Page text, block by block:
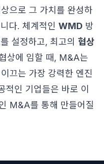
으로 그 가치를 완성하
다. 체계적인 WMD 방
를 설정하고, 최고의 협상
상에 임할 때, M&A는
끄는 가장 강력한 엔진
적인 기업들은 바로 이
M&A를 통해 만들어질